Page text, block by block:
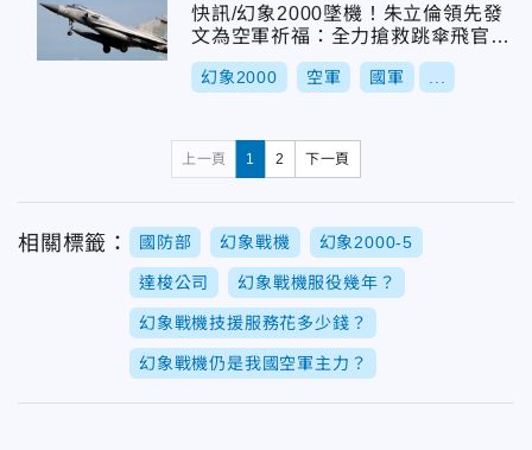
快訊/幻象2000墜機！朱立倫領先發
文為空軍祈福：全力搶救跳傘飛官謝
沛勳上尉
幻象2000 空軍 國軍
上一頁 1 2 下一頁
相關標籤： 國防部 幻象戰機 幻象2000-5
達梭公司 幻象戰機服役幾年？
幻象戰機技援服務花多少錢？
幻象戰機仍是我國空軍主力？